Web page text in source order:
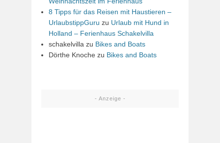
8 Tipps für das Reisen mit Haustieren –
UrlaubstippGuru zu Urlaub mit Hund in
Holland – Ferienhaus Schakelvilla
schakelvilla zu Bikes and Boats
Dörthe Knoche zu Bikes and Boats
- Anzeige -